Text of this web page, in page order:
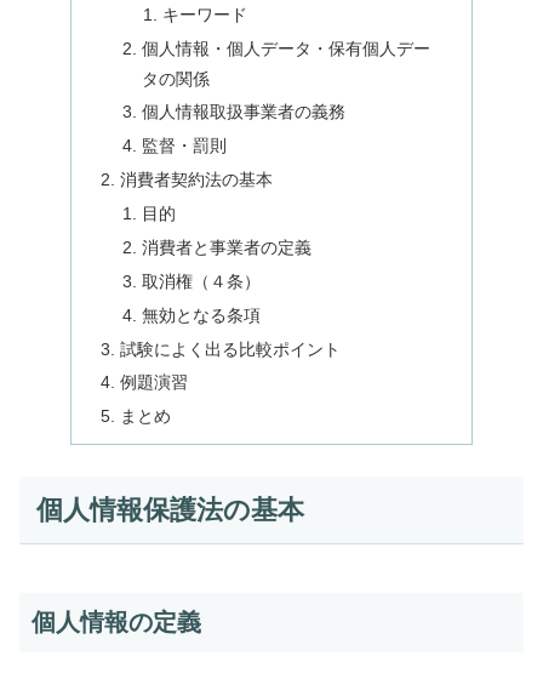
キーワード
個人情報・個人データ・保有個人デー
タの関係
個人情報取扱事業者の義務
監督・罰則
消費者契約法の基本
目的
消費者と事業者の定義
取消権（４条）
無効となる条項
試験によく出る比較ポイント
例題演習
まとめ
個人情報保護法の基本
個人情報の定義